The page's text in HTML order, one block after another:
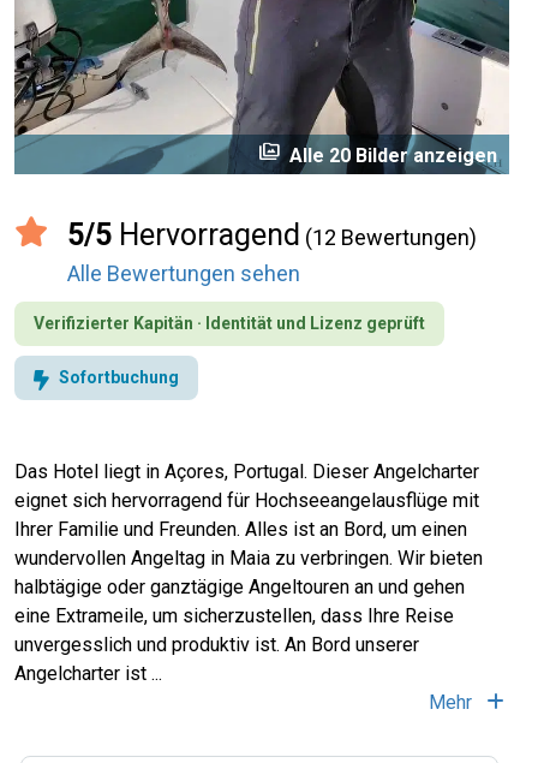
perm_media Alle 20 Bilder anzeigen
5/5 Hervorragend (12 Bewertungen)
Alle Bewertungen sehen
Verifizierter Kapitän · Identität und Lizenz geprüft
Sofortbuchung
Das Hotel liegt in Açores, Portugal. Dieser Angelcharter
eignet sich hervorragend für Hochseeangelausflüge mit
Ihrer Familie und Freunden. Alles ist an Bord, um einen
wundervollen Angeltag in Maia zu verbringen. Wir bieten
halbtägige oder ganztägige Angeltouren an und gehen
eine Extrameile, um sicherzustellen, dass Ihre Reise
unvergesslich und produktiv ist. An Bord unserer
Angelcharter ist ...
Mehr